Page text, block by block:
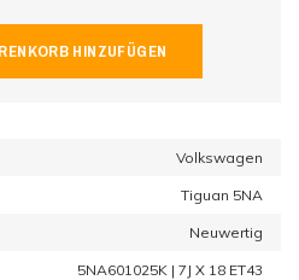
HINZUFÜGEN
Volkswagen
Tiguan 5NA
Neuwertig
5NA601025K | 7J X 18 ET43